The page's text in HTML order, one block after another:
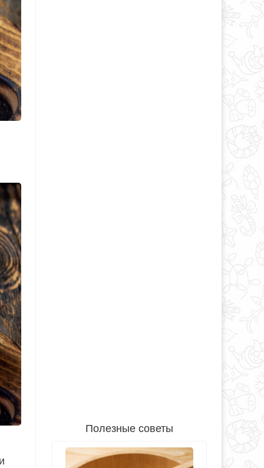
Полезные советы